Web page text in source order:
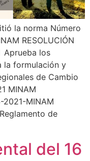
la norma Número
RESOLUCIÓN
Aprueba los
la formulación y
de Cambio
MINAM
2021-MINAM
de
del 16